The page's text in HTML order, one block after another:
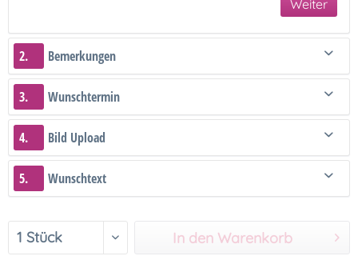
Weiter
2. Bemerkungen
3. Wunschtermin
4. Bild Upload
5. Wunschtext
In den Warenkorb